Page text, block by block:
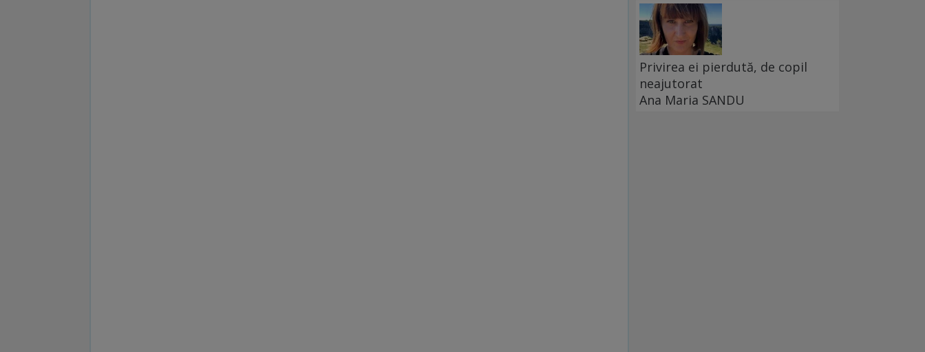
Privirea ei pierdută, de copil
neajutorat
Ana Maria SANDU